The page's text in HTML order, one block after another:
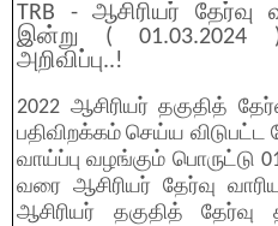
TRB - ஆசிரியர் தேர்வு
இன்று ( 01.03.2024
அறிவிப்பு..!
2022 ஆசிரியர் தகுதித்
பதிவிறக்கம் செய்ய
வாய்ப்பு வழங்கும் பொருட்டு
வரை ஆசிரியர் தேர்வு
ஆசிரியர் தகுதித்